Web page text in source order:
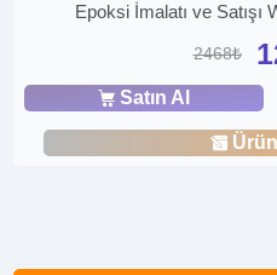
Epoksi İmalatı ve Satışı
2468₺
Satın Al